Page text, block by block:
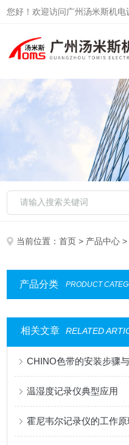
您好！欢迎访问广州汤米斯机电
当前位置：首页 > 产品中心
产品分类 PRODUCT
相关文章 RELATED
CHINO色带的安装步骤
温湿度记录仪典型应用
霍尼韦尔记录仪的工作